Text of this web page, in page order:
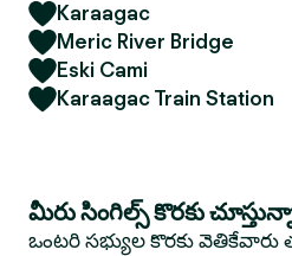
Karaagac
Meric River Bridge
Eski Cami
Karaagac Train Station
మీరు సింగిల్స్ కొరకు
ఒంటరి సభ్యుల కొరకు